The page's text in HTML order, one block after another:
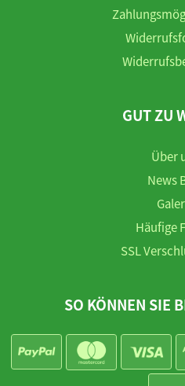
GUT ZU
Über
News
Häufige
SSL
SO KÖNNEN SIE